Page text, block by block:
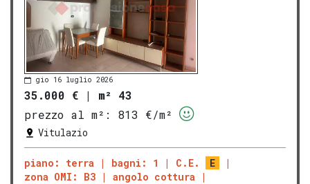
gio 16 luglio 2026
35.000 € | m² 43
prezzo al m²:
813 €/m²
Vitulazio
piano: terra bagni: 1 C.E.
E
zona OMI: B3
angolo cottura